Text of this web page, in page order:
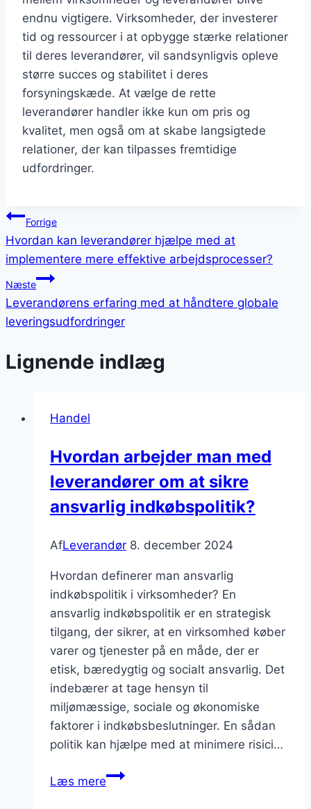
endnu vigtigere. Virksomheder, der investerer
tid og ressourcer i at opbygge stærke relationer
til deres leverandører, vil sandsynligvis opleve
større succes og stabilitet i deres
forsyningskæde. At vælge de rette
leverandører handler ikke kun om pris og
kvalitet, men også om at skabe langsigtede
relationer, der kan tilpasses fremtidige
udfordringer.
Indlægsnavigation
Forrige
Hvordan kan leverandører hjælpe med at
implementere mere effektive arbejdsprocesser?
Næste
Leverandørens erfaring med at håndtere globale
leveringsudfordringer
Lignende indlæg
Handel
Hvordan arbejder man med
leverandører om at sikre
ansvarlig indkøbspolitik?
AfLeverandør 8. december 2024
Hvordan definerer man ansvarlig
indkøbspolitik i virksomheder? En
ansvarlig indkøbspolitik er en strategisk
tilgang, der sikrer, at en virksomhed køber
varer og tjenester på en måde, der er
etisk, bæredygtig og socialt ansvarlig. Det
indebærer at tage hensyn til
miljømæssige, sociale og økonomiske
faktorer i indkøbsbeslutninger. En sådan
politik kan hjælpe med at minimere risici…
Læs mereHvordan